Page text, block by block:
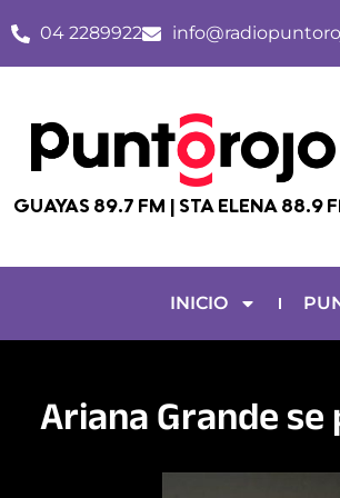
contenido
04 2289922
GUAYAS 89.7 FM | STA ELENA 88.9
INICIO
Ariana Grande se